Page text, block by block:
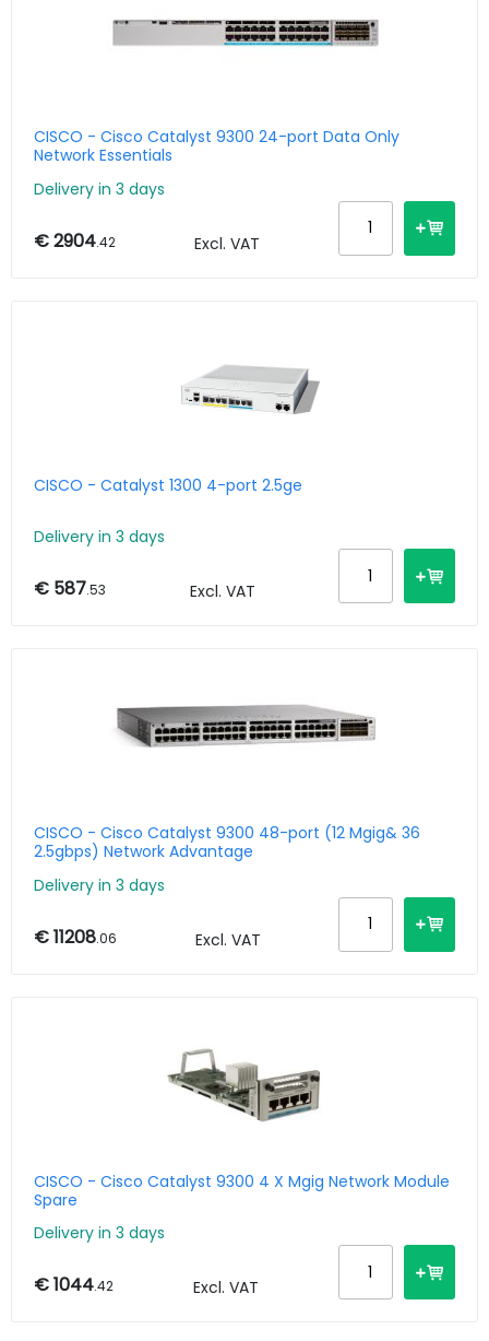
CISCO - Cisco Catalyst 9300 24-port Data Only
Network Essentials
Delivery in 3 days
€ 2904.42 Excl. VAT
CISCO - Catalyst 1300 4-port 2.5ge
Delivery in 3 days
€ 587.53 Excl. VAT
CISCO - Cisco Catalyst 9300 48-port (12 Mgig& 36
2.5gbps) Network Advantage
Delivery in 3 days
€ 11208.06 Excl. VAT
CISCO - Cisco Catalyst 9300 4 X Mgig Network Module
Spare
Delivery in 3 days
€ 1044.42 Excl. VAT